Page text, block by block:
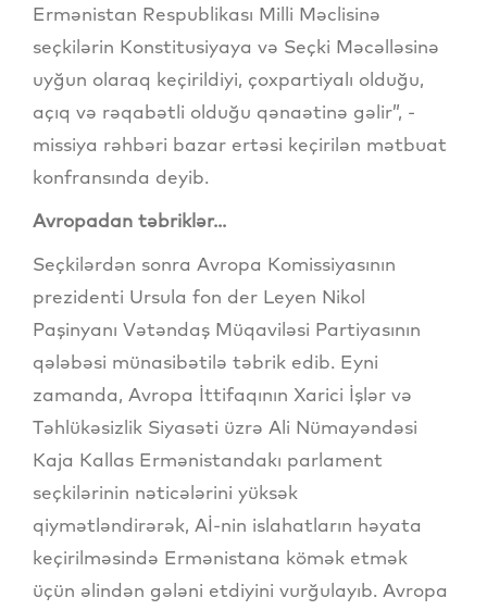
Ermənistan Respublikası Milli Məclisinə
seçkilərin Konstitusiyaya və Seçki Məcəlləsinə
uyğun olaraq keçirildiyi, çoxpartiyalı olduğu,
açıq və rəqabətli olduğu qənaətinə gəlir”, -
missiya rəhbəri bazar ertəsi keçirilən mətbuat
konfransında deyib.
Avropadan təbriklər...
Seçkilərdən sonra Avropa Komissiyasının
prezidenti Ursula fon der Leyen Nikol
Paşinyanı Vətəndaş Müqaviləsi Partiyasının
qələbəsi münasibətilə təbrik edib. Eyni
zamanda, Avropa İttifaqının Xarici İşlər və
Təhlükəsizlik Siyasəti üzrə Ali Nümayəndəsi
Kaja Kallas Ermənistandakı parlament
seçkilərinin nəticələrini yüksək
qiymətləndirərək, Aİ-nin islahatların həyata
keçirilməsində Ermənistana kömək etmək
üçün əlindən gələni etdiyini vurğulayıb. Avropa